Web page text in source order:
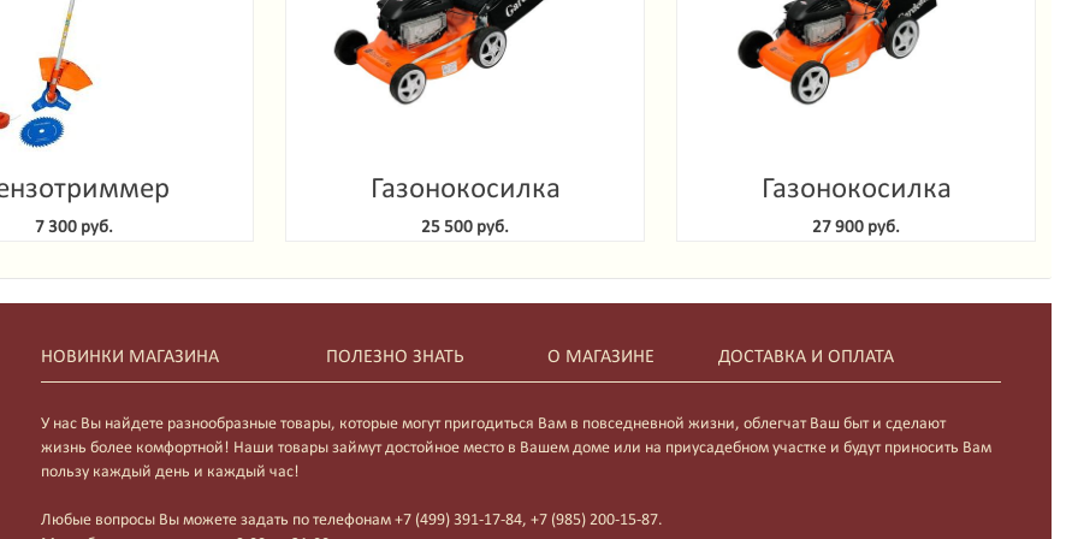
GTG 52-2
7 300 руб.
Газонокосилка
самоходная Gardenlux
25 500 руб.
Газонокосилка
самоходная Gardenlux
27 900 руб.
НОВИНКИ МАГАЗИНА ПОЛЕЗНО ЗНАТЬ О МАГАЗИНЕ ДОСТАВКА И ОПЛАТА
У нас Вы найдете разнообразные товары, которые могут пригодиться Вам в повседневной жизни, облегчат Ваш быт и сделают
жизнь более комфортной! Наши товары займут достойное место в Вашем доме или на приусадебном участке и будут приносить Вам
пользу каждый день и каждый час!
Любые вопросы Вы можете задать по телефонам +7 (499) 391-17-84, +7 (985) 200-15-87.